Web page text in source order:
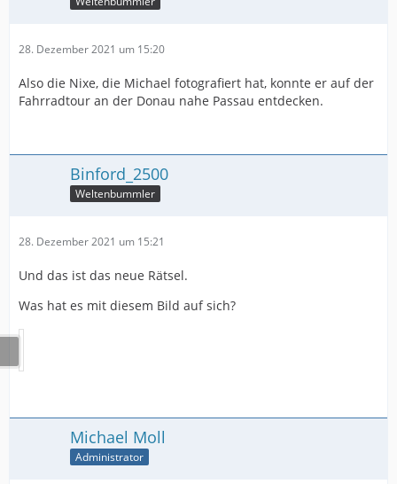
28. Dezember 2021 um 15:20
Also die Nixe, die Michael fotografiert hat, konnte er auf der
Fahrradtour an der Donau nahe Passau entdecken.
Binford_2500
Weltenbummler
28. Dezember 2021 um 15:21
Und das ist das neue Rätsel.
Was hat es mit diesem Bild auf sich?
Michael Moll
Administrator